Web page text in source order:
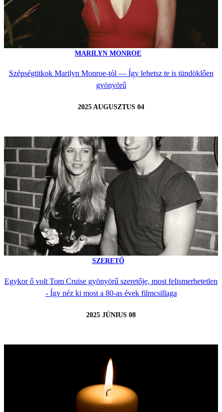
MARILYN MONROE
Szépségtitkok Marilyn Monroe-tól — Így lehetsz te is tündöklően
gyönyörű
2025 AUGUSZTUS 04
SZERETŐ
Egykor ő volt Tom Cruise gyönyörű szeretője, most felismerhetetlen
- Így néz ki most a 80-as évek filmcsillaga
2025 JÚNIUS 08